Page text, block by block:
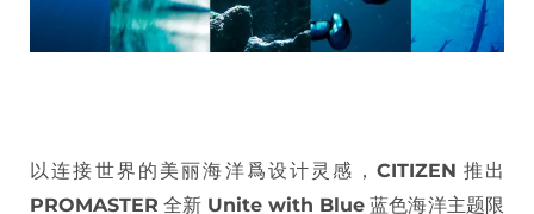
以连接世界的美丽海洋爲设计灵感， CITIZEN 推出
PROMASTER 全新 Unite with Blue蓝色海洋主题限